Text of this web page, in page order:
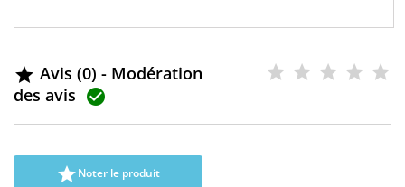
 Avis (0) - Modération
des avis 
Noter le produit